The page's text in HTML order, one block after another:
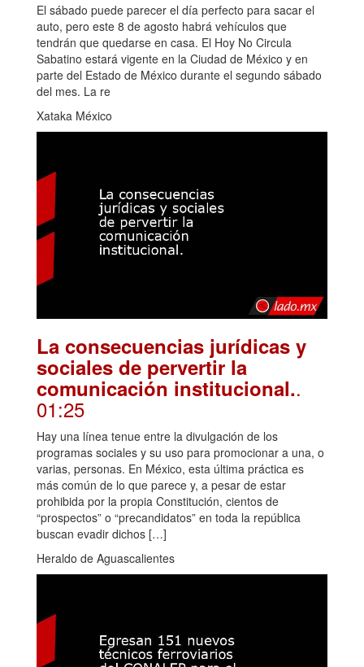
El sábado puede parecer el día perfecto para sacar el
auto, pero este 8 de agosto habrá vehículos que
tendrán que quedarse en casa. El Hoy No Circula
Sabatino estará vigente en la Ciudad de México y en
parte del Estado de México durante el segundo sábado
del mes. La re
Xataka México
La consecuencias jurídicas y
sociales de pervertir la
comunicación institucional..
01:25
Hay una línea tenue entre la divulgación de los
programas sociales y su uso para promocionar a una, o
varias, personas. En México, esta última práctica es
más común de lo que parece y, a pesar de estar
prohibida por la propia Constitución, cientos de
“prospectos” o “precandidatos” en toda la república
buscan evadir dichos […]
Heraldo de Aguascalientes